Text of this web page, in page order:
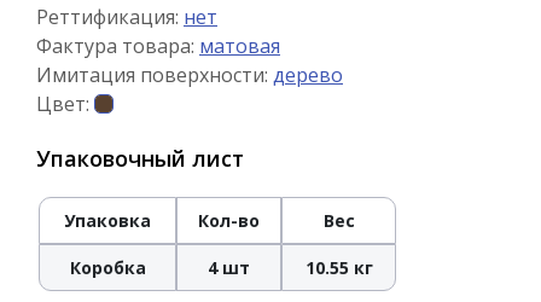
Реттификация: нет
Фактура товара: матовая
Имитация поверхности: дерево
Цвет:
Упаковочный лист
Упаковка Кол-во Вес
Коробка 4 шт 10.55 кг